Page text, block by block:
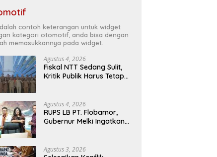
contoh keterangan untuk widget
kategori otomotif, anda bisa dengan
memasukkannya pada widget.
Agustus 4, 2026
Fiskal NTT Sedang Sulit,
Kritik Publik Harus Tetap
Agustus 4, 2026
RUPS LB PT. Flobamor,
Gubernur Melki Ingatkan
Fondasinya Belum Kuat
Agustus 3, 2026